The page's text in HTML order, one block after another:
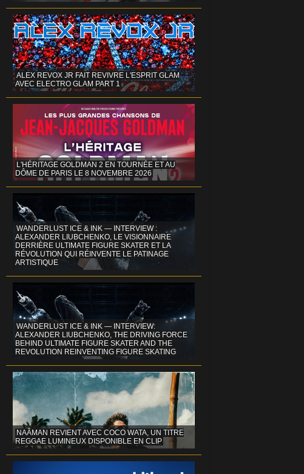
ALEX REVOX JR FAIT REVIVRE L'ESPRIT GLAM
AVEC ELECTRO GLAM PART 1
L'HÉRITAGE GOLDMAN 2 EN TOURNÉE ET AU
DÔME DE PARIS LE 8 NOVEMBRE 2026
WANDERLUST ICE & INK — INTERVIEW :
ALEXANDER LIUBCHENKO, LE VISIONNAIRE
DERRIÈRE ULTIMATE FIGURE SKATER ET LA
RÉVOLUTION QUI RÉINVENTE LE PATINAGE
ARTISTIQUE
WANDERLUST ICE & INK — INTERVIEW:
ALEXANDER LIUBCHENKO, THE DRIVING FORCE
BEHIND ULTIMATE FIGURE SKATER AND THE
REVOLUTION REINVENTING FIGURE SKATING
NAÂMAN REVIENT AVEC COCO WATA, UN TITRE
REGGAE LUMINEUX DISPONIBLE EN CLIP